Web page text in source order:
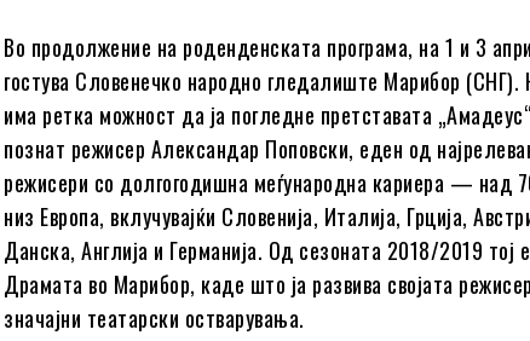
Во продолжение на роденденската програма, на 1 и 3
гостува Словенечко народно гледалиште Марибор (СНГ).
има ретка можност да ја погледне претставата
познат режисер Александар Поповски, еден од
режисери со долгогодишна меѓународна кариера — над
низ Европа, вклучувајќи Словенија, Италија, Грција,
Данска, Англија и Германија. Од сезоната 2018/2019 тој
Драмата во Марибор, каде што ја развива својата
значајни театарски остварувања.